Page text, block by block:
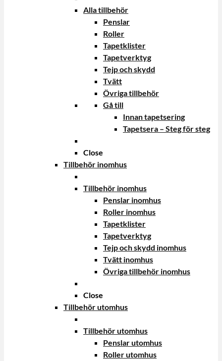
Alla tillbehör
Penslar
Roller
Tapetklister
Tapetverktyg
Tejp och skydd
Tvätt
Övriga tillbehör
Gå till
Innan tapetsering
Tapetsera – Steg för steg
Close
Tillbehör inomhus
Tillbehör inomhus
Penslar inomhus
Roller inomhus
Tapetklister
Tapetverktyg
Tejp och skydd inomhus
Tvätt inomhus
Övriga tillbehör inomhus
Close
Tillbehör utomhus
Tillbehör utomhus
Penslar utomhus
Roller utomhus